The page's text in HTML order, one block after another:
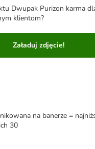
Dwupak Purizon karma
klientom?
Załaduj zdjęcie!
na banerze =
30